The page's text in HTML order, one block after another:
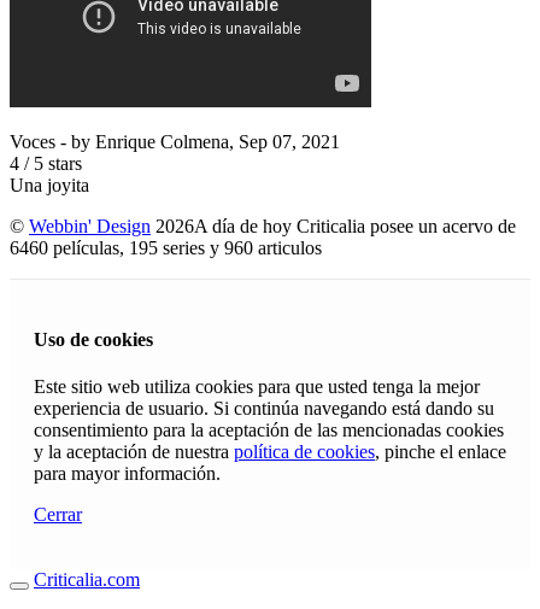
Voces - by Enrique Colmena, Sep 07, 2021
4 / 5 stars
Una joyita
© Webbin' Design 2026A día de hoy Criticalia posee un acervo de
6460 películas, 195 series y 960 articulos
Uso de cookies
Este sitio web utiliza cookies para que usted tenga la mejor
experiencia de usuario. Si continúa navegando está dando su
consentimiento para la aceptación de las mencionadas cookies
y la aceptación de nuestra política de cookies, pinche el enlace
para mayor información.
Cerrar
Criticalia.com